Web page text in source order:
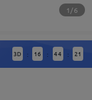
1/6
3D : 16 : 44 : 21